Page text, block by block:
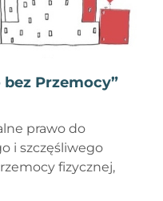
Przemocy”
prawo do
i szczęśliwego
fizycznej,